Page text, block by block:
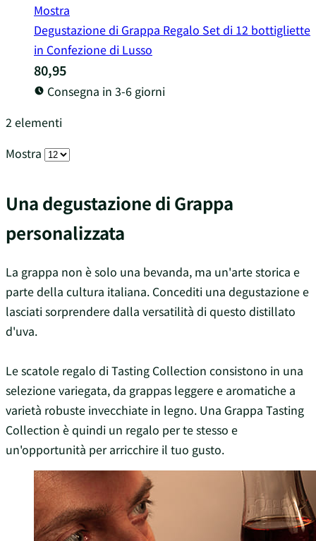
Mostra
Degustazione di Grappa Regalo Set di 12 bottigliette
in Confezione di Lusso
80,95
Consegna in 3-6 giorni
2 elementi
Mostra
Una degustazione di Grappa
personalizzata
La grappa non è solo una bevanda, ma un'arte storica e
parte della cultura italiana. Concediti una degustazione e
lasciati sorprendere dalla versatilità di questo distillato
d'uva.
Le scatole regalo di Tasting Collection consistono in una
selezione variegata, da grappas leggere e aromatiche a
varietà robuste invecchiate in legno. Una Grappa Tasting
Collection è quindi un regalo per te stesso e
un'opportunità per arricchire il tuo gusto.